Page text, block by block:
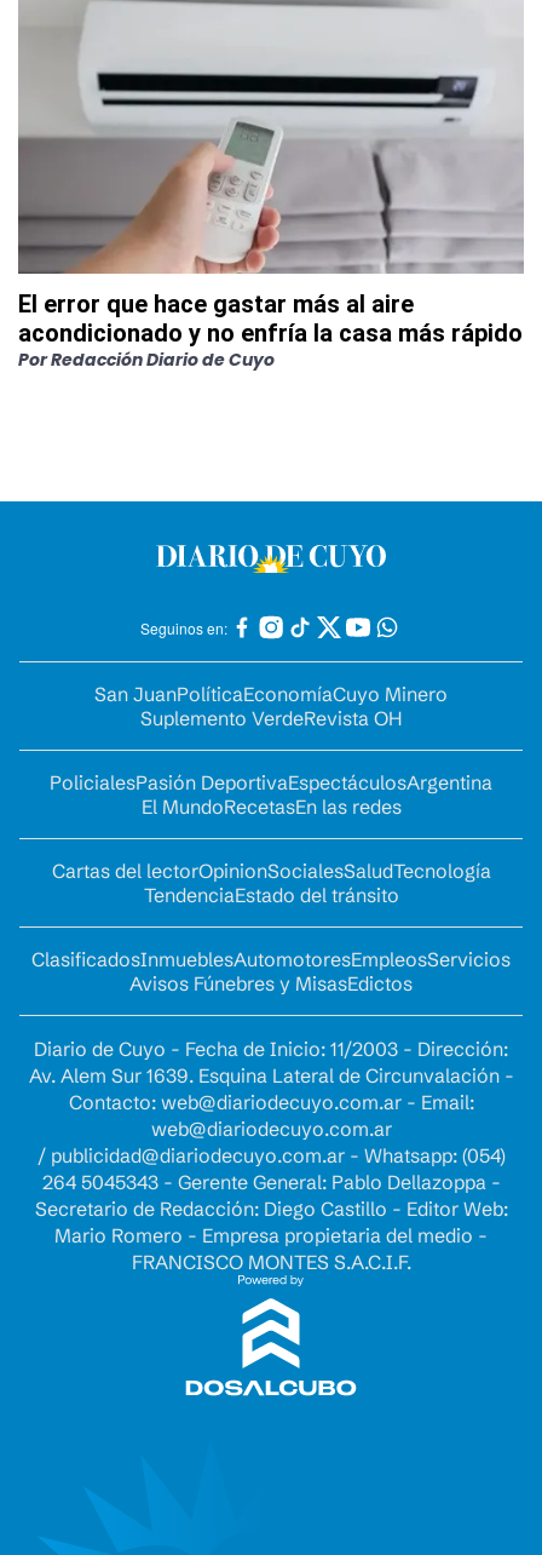
El error que hace gastar más al aire
acondicionado y no enfría la casa más rápido
PorRedacción Diario de Cuyo
Seguinos en:
San JuanPolíticaEconomíaCuyo Minero
Suplemento VerdeRevista OH
PolicialesPasión DeportivaEspectáculosArgentina
El MundoRecetasEn las redes
Cartas del lectorOpinionSocialesSaludTecnología
TendenciaEstado del tránsito
ClasificadosInmueblesAutomotoresEmpleosServicios
Avisos Fúnebres y MisasEdictos
Diario de Cuyo - Fecha de Inicio: 11/2003 - Dirección:
Av. Alem Sur 1639. Esquina Lateral de Circunvalación -
Contacto: web@diariodecuyo.com.ar- Email:
web@diariodecuyo.com.ar
/ publicidad@diariodecuyo.com.ar- Whatsapp: (054)
264 5045343 - Gerente General: Pablo Dellazoppa -
Secretario de Redacción: Diego Castillo - Editor Web:
Mario Romero - Empresa propietaria del medio -
FRANCISCO MONTES S.A.C.I.F.